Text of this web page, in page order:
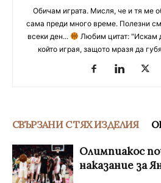
Обичам играта. Мисля, че и тя ме
сама преди много време. Полезни
всеки ден...
Любим цитат: "Искам
който играя, защото мразя да
СВЪРЗАНИ С ТЯХ ИЗДЕЛИЯ
Олимпиакос
наказание за